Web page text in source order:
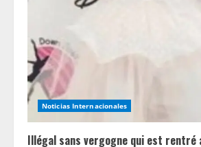
a
d
i
n
Noticias Internacionales
Illégal sans vergogne qui est rentré